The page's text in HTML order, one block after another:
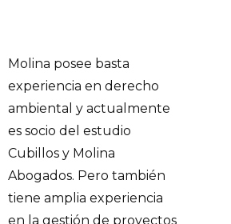
Molina posee basta
experiencia en derecho
ambiental y actualmente
es socio del estudio
Cubillos y Molina
Abogados. Pero también
tiene amplia experiencia
en la gestión de proyectos